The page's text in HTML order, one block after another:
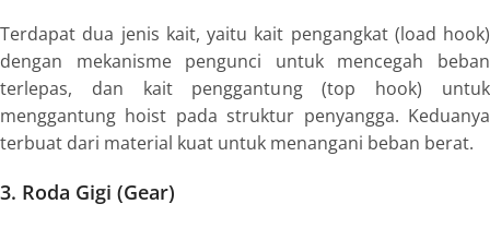
Terdapat dua jenis kait, yaitu kait pengangkat (load hook)
dengan mekanisme pengunci untuk mencegah beban
terlepas, dan kait penggantung (top hook) untuk
menggantung hoist pada struktur penyangga. Keduanya
terbuat dari material kuat untuk menangani beban berat.
3. Roda Gigi (Gear)